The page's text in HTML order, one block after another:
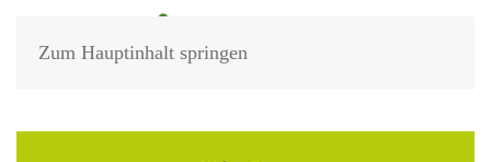
Zum Hauptinhalt springen